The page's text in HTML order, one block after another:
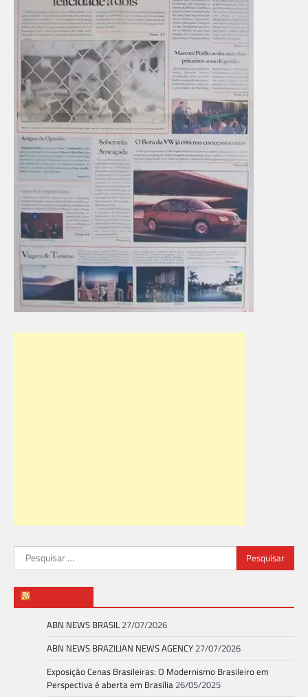
Pesquisar
por:
ABN NEWS BRASIL 27/07/2026
ABN NEWS BRAZILIAN NEWS AGENCY 27/07/2026
Exposição Cenas Brasileiras: O Modernismo Brasileiro em
Perspectiva é aberta em Brasília 26/05/2025